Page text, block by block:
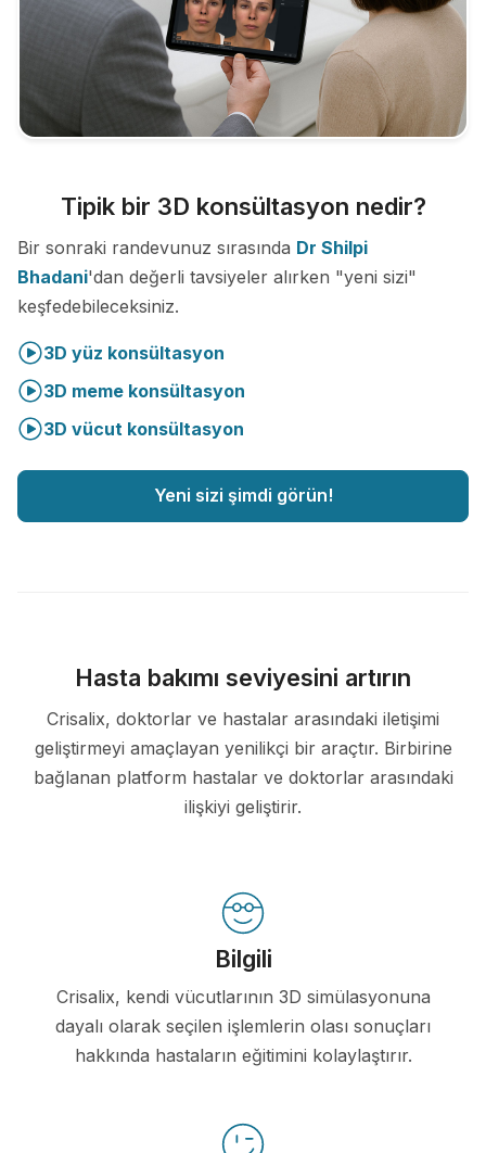
Tipik bir 3D konsültasyon nedir?
Bir sonraki randevunuz sırasında Dr Shilpi
Bhadani'dan değerli tavsiyeler alırken "yeni sizi"
keşfedebileceksiniz.
3D yüz konsültasyon
3D meme konsültasyon
3D vücut konsültasyon
Yeni sizi şimdi görün!
Hasta bakımı seviyesini artırın
Crisalix, doktorlar ve hastalar arasındaki iletişimi
geliştirmeyi amaçlayan yenilikçi bir araçtır. Birbirine
bağlanan platform hastalar ve doktorlar arasındaki
ilişkiyi geliştirir.
Bilgili
Crisalix, kendi vücutlarının 3D simülasyonuna
dayalı olarak seçilen işlemlerin olası sonuçları
hakkında hastaların eğitimini kolaylaştırır.